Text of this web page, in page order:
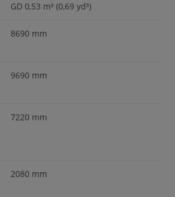
GD 0,53 m³ (0,69 yd³)
8690 mm
9690 mm
7220 mm
2080 mm